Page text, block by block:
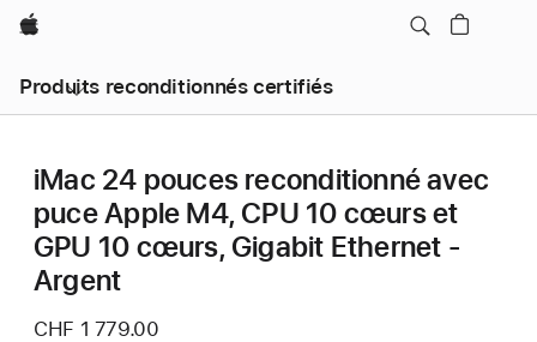
Apple
Produits reconditionnés certifiés
iMac 24 pouces reconditionné avec
puce Apple M4, CPU 10 cœurs et
GPU 10 cœurs, Gigabit Ethernet -
Argent
Nouveau
CHF 1 779.00